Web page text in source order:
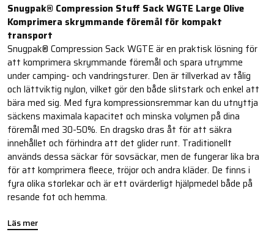
Snugpak® Compression Stuff Sack WGTE Large Olive
Komprimera skrymmande föremål för kompakt
transport
Snugpak® Compression Sack WGTE är en praktisk lösning för
att komprimera skrymmande föremål och spara utrymme
under camping- och vandringsturer. Den är tillverkad av tålig
och lättviktig nylon, vilket gör den både slitstark och enkel att
bära med sig. Med fyra kompressionsremmar kan du utnyttja
säckens maximala kapacitet och minska volymen på dina
föremål med 30-50%. En dragsko dras åt för att säkra
innehållet och förhindra att det glider runt. Traditionellt
används dessa säckar för sovsäckar, men de fungerar lika bra
för att komprimera fleece, tröjor och andra kläder. De finns i
fyra olika storlekar och är ett ovärderligt hjälpmedel både på
resande fot och hemma.
Läs mer